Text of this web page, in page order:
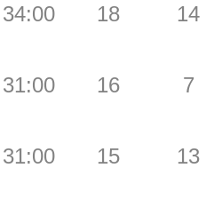
34:00
31:00
31:00
18
16
15
14
7
13